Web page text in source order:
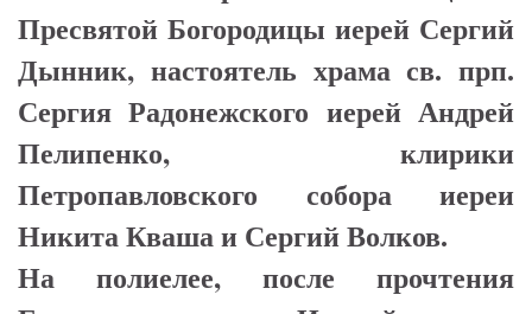
Пресвятой Богородицы иерей Сергий
Дынник, настоятель храма св. прп.
Сергия Радонежского иерей Андрей
Пелипенко, клирики
Петропавловского собора иереи
Никита Кваша и Сергий Волков.
На полиелее, после прочтения